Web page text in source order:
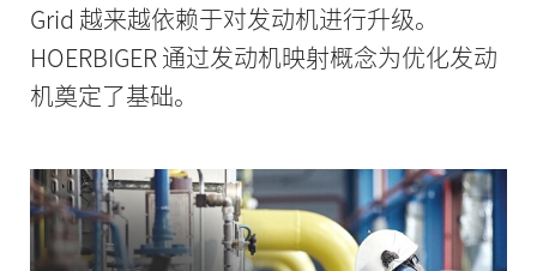
Grid 越来越依赖于对发动机进行升级。
HOERBIGER 通过发动机映射概念为优化发动
机奠定了基础。